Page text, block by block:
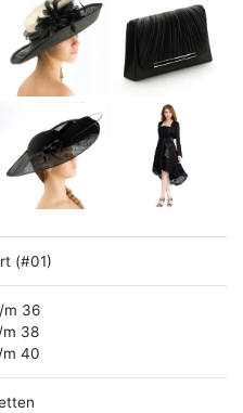
(#01)
36
38
40